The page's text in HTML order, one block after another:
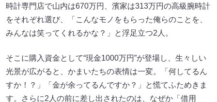
時計専門店で山内は670万円、濱家は313万円の高級腕時計
をそれぞれ選び、「こんなモノをもらった俺らのことを、
みんなは笑ってくれるかな？」と浮足立つ2人。
そこに購入資金として“現金1000万円”が登場し、生々しい
光景が広がると、かまいたちの表情は一変。「何してるん
すか！？」「金が余ってるんですか？」と慌てふためきま
す。さらに2人の前に差し出されたのは、なぜか「借用